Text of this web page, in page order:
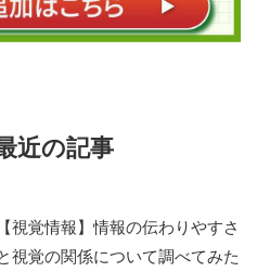
近の記事
【視覚情報】情報の伝わりやすさ
視覚の関係について調べてみた